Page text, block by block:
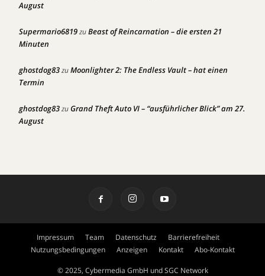
August
Supermario6819zuBeast of Reincarnation – die ersten 21
Minuten
ghostdog83zuMoonlighter 2: The Endless Vault – hat einen
Termin
ghostdog83zuGrand Theft Auto VI – “ausführlicher Blick” am 27.
August
Impressum Team Datenschutz
Barrierefreiheit
Nutzungsbedingungen
Anzeigen Kontakt Abo-Kontakt
© 2025, Cybermedia GmbH und SGC Network